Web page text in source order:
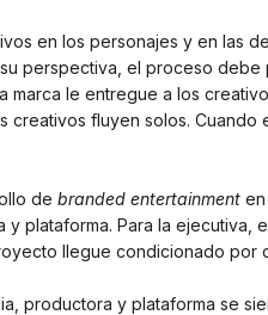
en los personajes y en las
perspectiva, el proceso
marca le entregue a los
fluyen solos. Cuando
de branded entertainment
plataforma. Para la ejecutiva,
llegue condicionado por
productora y plataforma se